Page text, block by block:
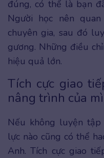
đúng, có thể là bạn
Người học nên
chuyên gia, sau đó
gương. Những điều
hiệu quả lớn.
Tích cực giao
nâng trình của
Nếu không luyện
lực nào cũng có thể
Anh. Tích cực giao